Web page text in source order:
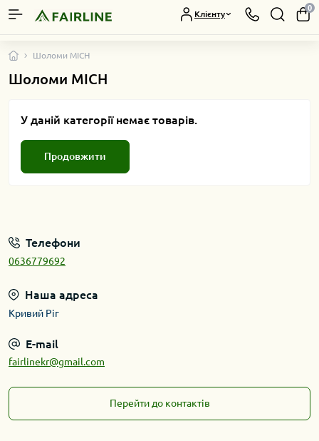
Клієнту
0
Шоломи MICH
Шоломи MICH
У даній категорії немає товарів.
Продовжити
Телефони
0636779692
Наша адреса
Кривий Ріг
E-mail
fairlinekr@gmail.com
Перейти до контактів